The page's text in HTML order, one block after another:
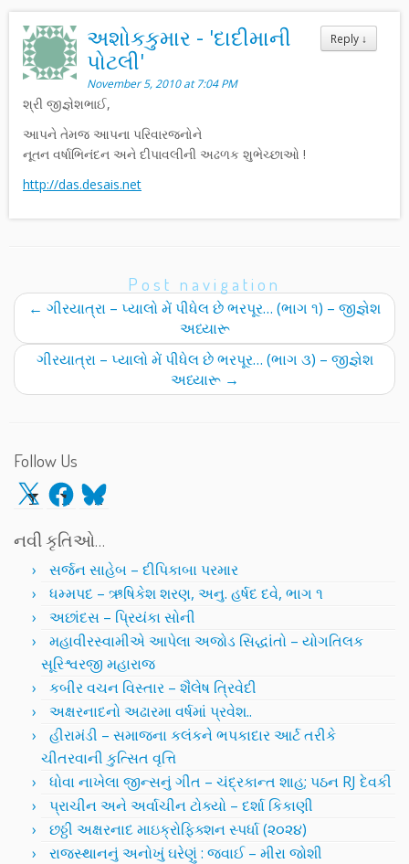
Reply ↓
અશોકકુમાર - 'દાદીમાની
પોટલી'
November 5, 2010 at 7:04 PM
શ્રી જીજ્ઞેશભાઈ,
આપને તેમજ આપના પરિવારજનોને
નૂતન વર્ષાભિનંદન અને દીપાવલીની અઢળક શુભેચ્છાઓ !
http://das.desais.net
Post navigation
← ગીરયાત્રા – પ્યાલો મેં પીધેલ છે ભરપૂર… (ભાગ ૧) – જીજ્ઞેશ
અધ્યારૂ
ગીરયાત્રા – પ્યાલો મેં પીધેલ છે ભરપૂર… (ભાગ ૩) – જીજ્ઞેશ
અધ્યારૂ →
Follow Us
X Facebook
Bluesky
નવી કૃતિઓ…
સર્જન સાહેબ – દીપિકાબા પરમાર
ધમ્મપદ – ઋષિકેશ શરણ, અનુ. હર્ષદ દવે, ભાગ ૧
અછાંદસ – પ્રિયંકા સોની
મહાવીરસ્વામીએ આપેલા અજોડ સિદ્ધાંતો – યોગતિલક
સૂરિશ્વરજી મહારાજ
કબીર વચન વિસ્તાર – શૈલેષ ત્રિવેદી
અક્ષરનાદનો અઢારમા વર્ષમાં પ્રવેશ..
હીરામંડી – સમાજના કલંકને ભપકાદાર આર્ટ તરીકે
ચીતરવાની કુત્સિત વૃત્તિ
ધોવા નાખેલા જીન્સનું ગીત – ચંદ્રકાન્ત શાહ; પઠન RJ દેવકી
પ્રાચીન અને અર્વાચીન ટોક્યો – દર્શા કિકાણી
છઠ્ઠી અક્ષરનાદ માઇક્રોફિક્શન સ્પર્ધા (૨૦૨૪)
રાજસ્થાનનું અનોખું ઘરેણું : જવાઈ – મીરા જોશી